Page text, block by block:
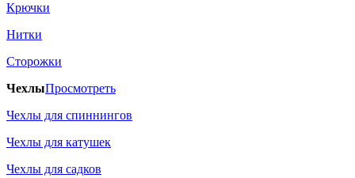
Крючки
Нитки
Сторожки
ЧехлыПросмотреть
Чехлы для спиннингов
Чехлы для катушек
Чехлы для садков